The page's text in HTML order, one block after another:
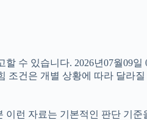
할 수 있습니다. 2026년07월09
조건은 개별 상황에 따라 달라
이런 자료는 기본적인 판단 기